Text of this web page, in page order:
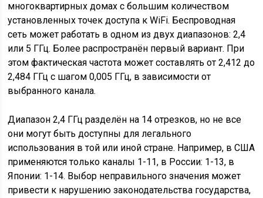
многоквартирных домах с большим количеством
установленных точек доступа к WiFi. Беспроводная
сеть может работать в одном из двух диапазонов: 2,4
или 5 ГГц. Более распространён первый вариант. При
этом фактическая частота может составлять от 2,412 до
2,484 ГГц с шагом 0,005 ГГц, в зависимости от
выбранного канала.
Диапазон 2,4 ГГц разделён на 14 отрезков, но не все
они могут быть доступны для легального
использования в той или иной стране. Например, в США
применяются только каналы 1-11, в России: 1-13, в
Японии: 1-14. Выбор неправильного значения может
привести к нарушению законодательства государства,